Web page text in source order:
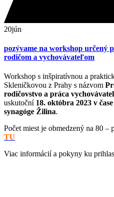
20jún
pozývame na workshop určený
rodičom a vychovávateľom
Workshop s inšpiratívnou a
Skleničkovou z Prahy s názvom
rodičovstvo a práca
uskutoční 18. októbra 2023 v
synagóge Žilina.
Počet miest je obmedzený na 80 –
TU
Viac informácií a pokyny ku